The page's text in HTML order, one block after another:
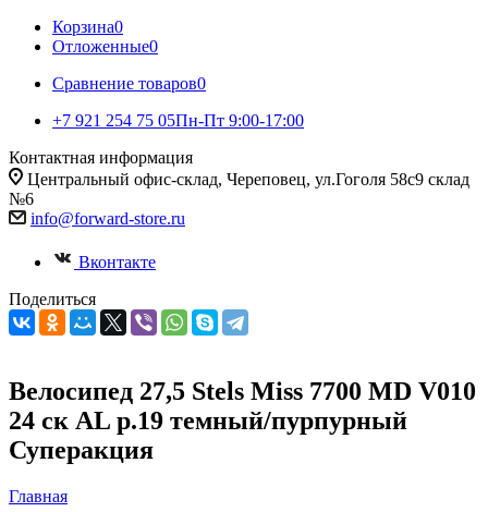
Корзина0
Отложенные0
Сравнение товаров0
+7 921 254 75 05Пн-Пт 9:00-17:00
Контактная информация
Центральный офис-склад, Череповец, ул.Гоголя 58с9 склад
№6
info@forward-store.ru
Вконтакте
Поделиться
Велосипед 27,5 Stels Miss 7700 MD V010
24 ск AL р.19 темный/пурпурный
Суперакция
Главная